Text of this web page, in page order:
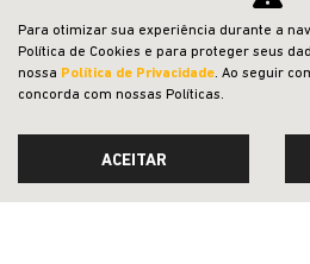
OFERTAS
Para otimizar sua experiência durante a
Política de Cookies e para proteger seus
nossa Política de Privacidade. Ao seguir
concorda com nossas Políticas.
ACEITAR